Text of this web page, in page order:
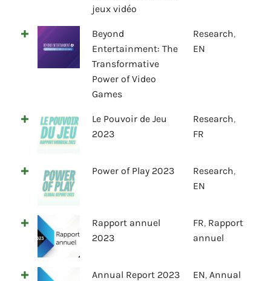
jeux vidéo
Beyond
Entertainment: The
Transformative
Power of Video
Games
Research,
EN
Le Pouvoir de Jeu
2023
Research,
FR
Power of Play 2023 Research,
EN
Rapport annuel
2023
FR, Rapport
annuel
Annual Report 2023 EN, Annual